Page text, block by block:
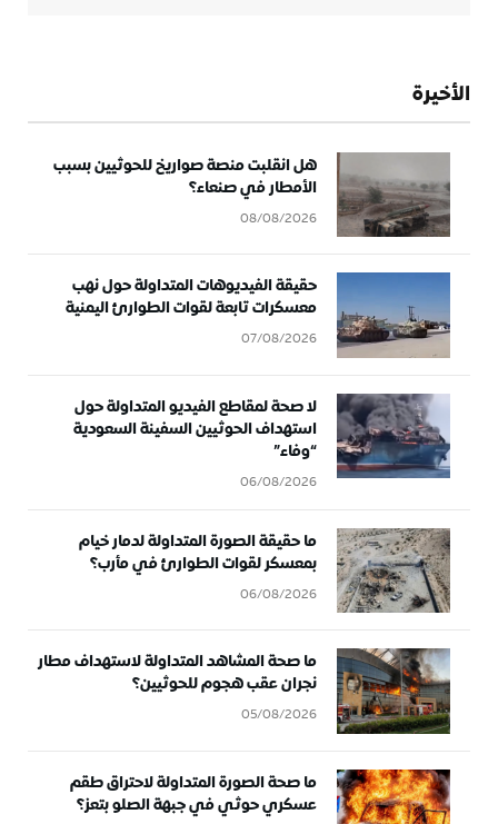
الأخيرة
هل انقلبت منصة صواريخ للحوثيين بسبب
الأمطار في صنعاء؟
08/08/2026
حقيقة الفيديوهات المتداولة حول نهب
معسكرات تابعة لقوات الطوارئ اليمنية
07/08/2026
لا صحة لمقاطع الفيديو المتداولة حول
استهداف الحوثيين السفينة السعودية
“وفاء”
06/08/2026
ما حقيقة الصورة المتداولة لدمار خيام
بمعسكر لقوات الطوارئ في مأرب؟
06/08/2026
ما صحة المشاهد المتداولة لاستهداف مطار
نجران عقب هجوم للحوثيين؟
05/08/2026
ما صحة الصورة المتداولة لاحتراق طقم
عسكري حوثي في جبهة الصلو بتعز؟